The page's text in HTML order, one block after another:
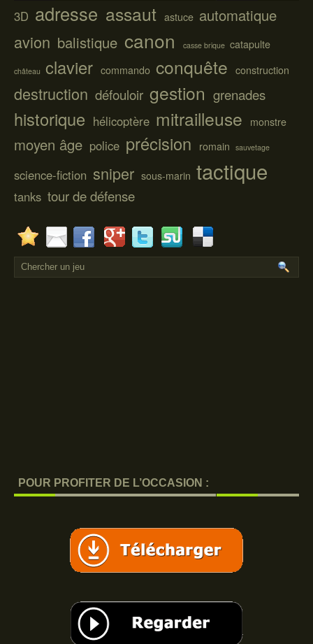
3D adresse assaut astuce automatique
avion balistique canon casse brique catapulte
château clavier commando conquête construction
destruction défouloir gestion grenades
historique hélicoptère mitrailleuse monstre
moyen âge police précision romain sauvetage
science-fiction sniper sous-marin tactique
tanks tour de défense
POUR PROFITER DE L’OCCASION :